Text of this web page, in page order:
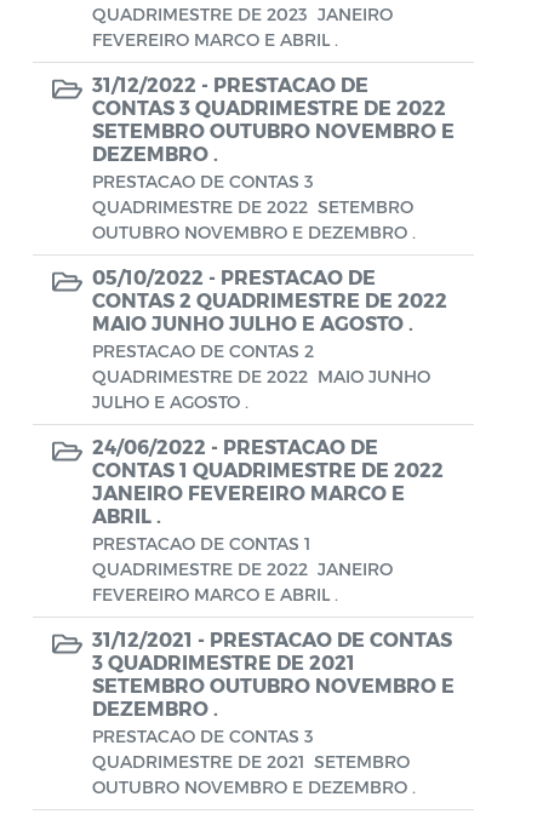
Conselho Municipal de Assistência Social
de Araruama - COMASO
Conselho Municipal de Educação
Conselho Municipal de Habitação -
CMHA
Conselho Municipal de Saúde
Conselho Municipal de Turismo
Conselho Municipal do Desenvolvimento
Sustentável Rural e Pesqueiro de
Araruama – COMDESURP-AR
Conselho Municipal do Idoso (COMID)
Conselho Municipal do Meio Ambiente -
Conselho Municipal dos Direitos da
Criança e do Adolescente de Araruama -
CMDCAA
Contratos
Convênio
Convocação
QUADRIMESTRE DE 2023 JANEIRO
FEVEREIRO MARCO E ABRIL .
31/12/2022 - PRESTACAO DE
CONTAS 3 QUADRIMESTRE DE 2022
SETEMBRO OUTUBRO NOVEMBRO E
DEZEMBRO .
PRESTACAO DE CONTAS 3
QUADRIMESTRE DE 2022 SETEMBRO
OUTUBRO NOVEMBRO E DEZEMBRO .
05/10/2022 - PRESTACAO DE
CONTAS 2 QUADRIMESTRE DE 2022
MAIO JUNHO JULHO E AGOSTO .
PRESTACAO DE CONTAS 2
QUADRIMESTRE DE 2022 MAIO JUNHO
JULHO E AGOSTO .
24/06/2022 - PRESTACAO DE
CONTAS 1 QUADRIMESTRE DE 2022
JANEIRO FEVEREIRO MARCO E
ABRIL .
PRESTACAO DE CONTAS 1
QUADRIMESTRE DE 2022 JANEIRO
FEVEREIRO MARCO E ABRIL .
31/12/2021 - PRESTACAO DE CONTAS
3 QUADRIMESTRE DE 2021
SETEMBRO OUTUBRO NOVEMBRO E
DEZEMBRO .
PRESTACAO DE CONTAS 3
QUADRIMESTRE DE 2021 SETEMBRO
OUTUBRO NOVEMBRO E DEZEMBRO .